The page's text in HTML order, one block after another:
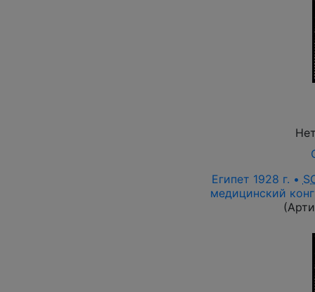
Египет 1928 г. •
медицинский